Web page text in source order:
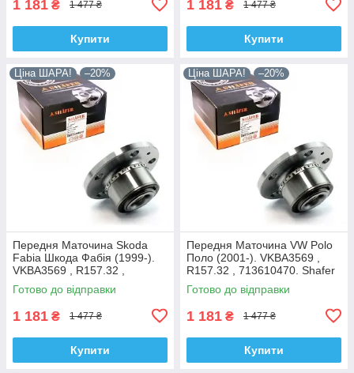
1 181 ₴ 1 477 ₴
Купити
1 181 ₴ 1 477 ₴
Купити
Ціна ШАРА! –20%
Передня Маточина Skoda
Fabia Шкода Фабія (1999-).
VKBA3569 , R157.32 ,
713610470. Shafer Австрія
Готово до відправки
1 181 ₴ 1 477 ₴
Купити
Ціна ШАРА! –20%
Передня Маточина VW Polo
Поло (2001-). VKBA3569 ,
R157.32 , 713610470. Shafer
Австрія
Готово до відправки
1 181 ₴ 1 477 ₴
Купити